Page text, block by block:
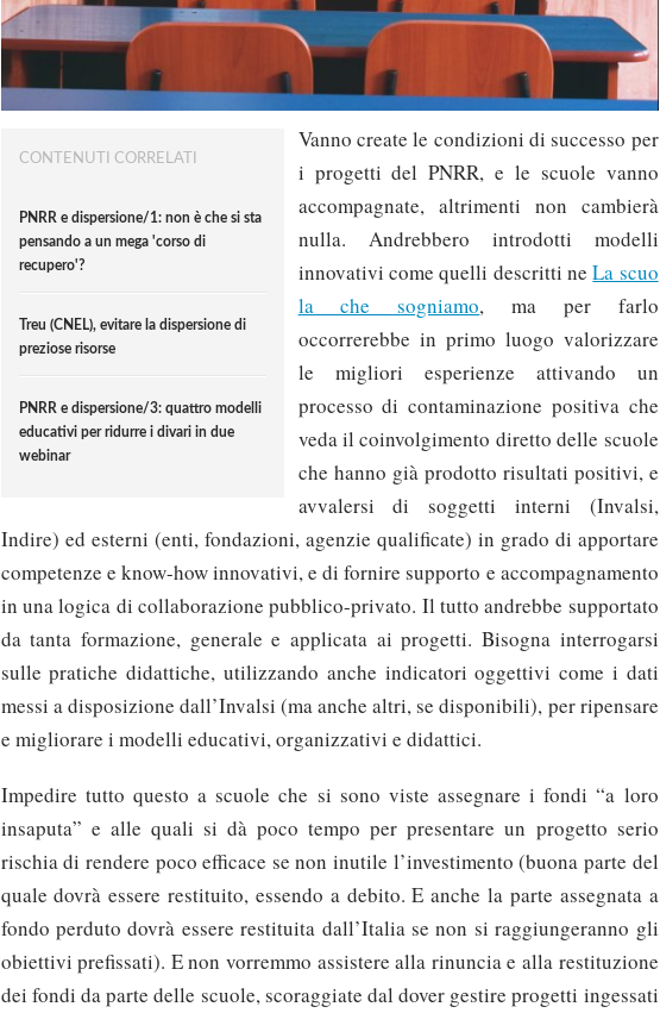
CONTENUTI CORRELATI
PNRR e dispersione/1: non è che si sta
pensando a un mega 'corso di
recupero'?
Treu (CNEL), evitare la dispersione di
preziose risorse
PNRR e dispersione/3: quattro modelli
educativi per ridurre i divari in due
webinar
Vanno create le condizioni di successo per
i progetti del PNRR, e le scuole vanno
accompagnate, altrimenti non cambierà
nulla. Andrebbero introdotti modelli
innovativi come quelli descritti neLa scuo
la che sogniamo, ma per farlo
occorrerebbe in primo luogo valorizzare
le migliori esperienze attivando un
processo di contaminazione positiva che
veda il coinvolgimento diretto delle scuole
che hanno già prodotto risultati positivi, e
avvalersi di soggetti interni (Invalsi,
Indire) ed esterni (enti, fondazioni, agenzie qualificate) in grado di apportare
competenze e know-how innovativi, e di fornire supporto e accompagnamento
in una logica di collaborazione pubblico-privato. Il tutto andrebbe supportato
da tanta formazione, generale e applicata ai progetti. Bisogna interrogarsi
sulle pratiche didattiche, utilizzando anche indicatori oggettivi come i dati
messi a disposizione dall’Invalsi (ma anche altri, se disponibili), per ripensare
e migliorare i modelli educativi, organizzativi e didattici.
Impedire tutto questo a scuole che si sono viste assegnare i fondi “a loro
insaputa” e alle quali si dà poco tempo per presentare un progetto serio
rischia di rendere poco efficace se non inutile l’investimento (buona parte del
quale dovrà essere restituito, essendo a debito. E anche la parte assegnata a
fondo perduto dovrà essere restituita dall’Italia se non si raggiungeranno gli
obiettivi prefissati). E non vorremmo assistere alla rinuncia e alla restituzione
dei fondi da parte delle scuole, scoraggiate dal dover gestire progetti ingessati